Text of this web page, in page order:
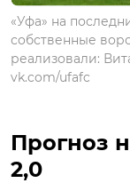
«Уфа» на
собственные
реализовали:
vk.com/ufafc
Прогноз
2,0